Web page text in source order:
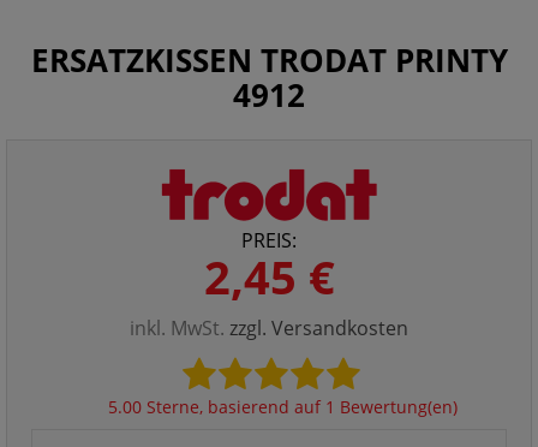
ERSATZKISSEN TRODAT PRINTY
4912
PREIS:
2,45 €
inkl. MwSt. zzgl. Versandkosten
5.00 Sterne, basierend auf 1 Bewertung(en)